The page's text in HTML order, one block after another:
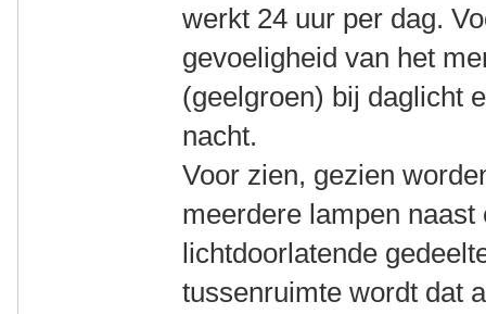
werkt 24 uur per dag.
gevoeligheid van het
(geelgroen) bij daglicht
nacht.
Voor zien, gezien
meerdere lampen
lichtdoorlatende
tussenruimte wordt dat